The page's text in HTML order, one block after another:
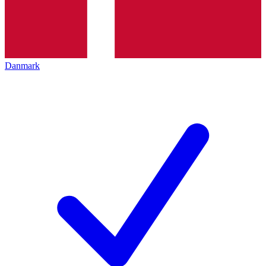
Danmark